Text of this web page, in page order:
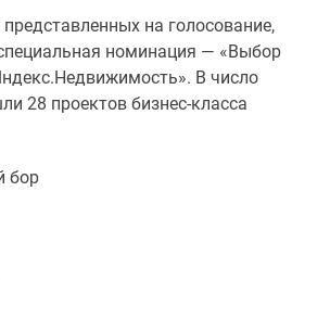
на голосование,
номинация — «Выбор
В число
28 проектов бизнес-класса
бор